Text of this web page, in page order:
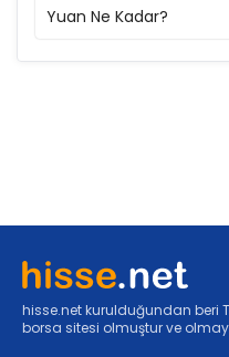
Yuan Ne Kadar?
hisse.net kurulduğundan beri
borsa sitesi olmuştur ve